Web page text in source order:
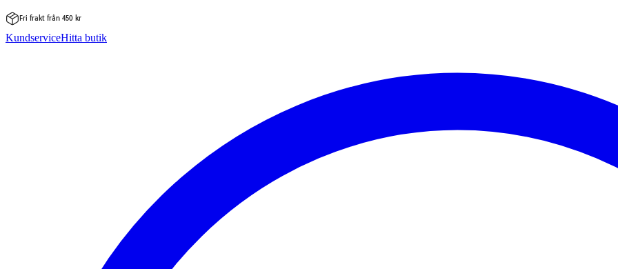
till
Fri frakt från 450 kr
KundserviceHitta butik